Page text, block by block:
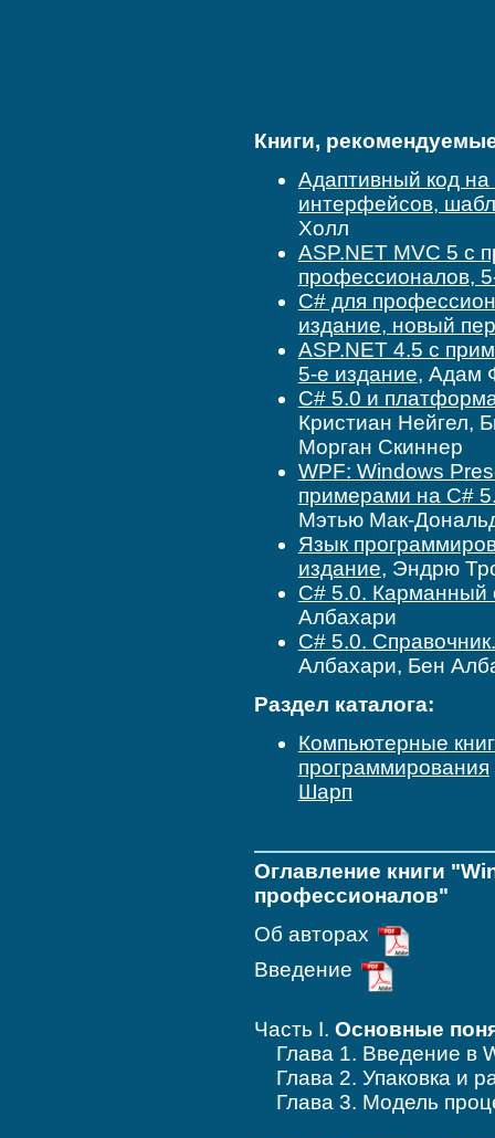
Книги,
Адаптивный код на
интерфейсов,
Холл
ASP.NET MVC 5 с
профессионалов,
C# для
издание, новый
ASP.NET 4.5 с
5-е издание, Адам
C# 5.0 и
Кристиан Нейгел,
Морган Скиннер
WPF: Windows
примерами на C#
Мэтью Мак-
Язык
издание, Эндрю
C# 5.0. Карманный
Албахари
C# 5.0.
Албахари, Бен
Раздел каталога:
Компьютерные
программирования
Шарп
Оглавление книги
профессионалов"
Об авторах
Введение
Часть I. Основные
Глава 1. Введение в
Глава 2. Упаковка и
Глава 3. Модель